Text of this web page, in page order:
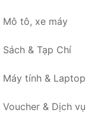
Mô tô, xe máy
Sách & Tạp Chí
Máy tính & Laptop
Voucher & Dịch vụ